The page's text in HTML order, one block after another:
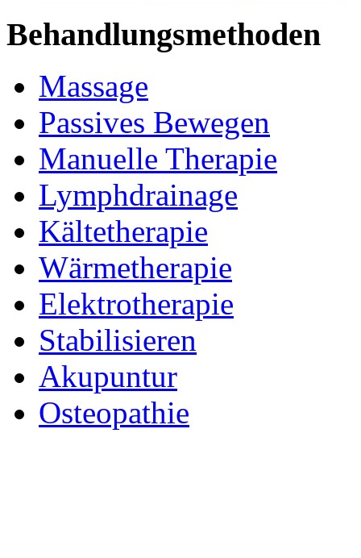
Behandlungsmethoden
Massage
Passives Bewegen
Manuelle Therapie
Lymphdrainage
Kältetherapie
Wärmetherapie
Elektrotherapie
Stabilisieren
Akupuntur
Osteopathie